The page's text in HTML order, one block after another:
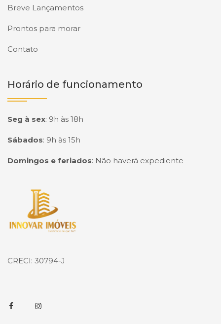
Breve Lançamentos
Prontos para morar
Contato
Horário de funcionamento
Seg à sex: 9h às 18h
Sábados: 9h às 15h
Domingos e feriados: Não haverá expediente
Página inicial
CRECI: 30794-J
FacebookInstagram